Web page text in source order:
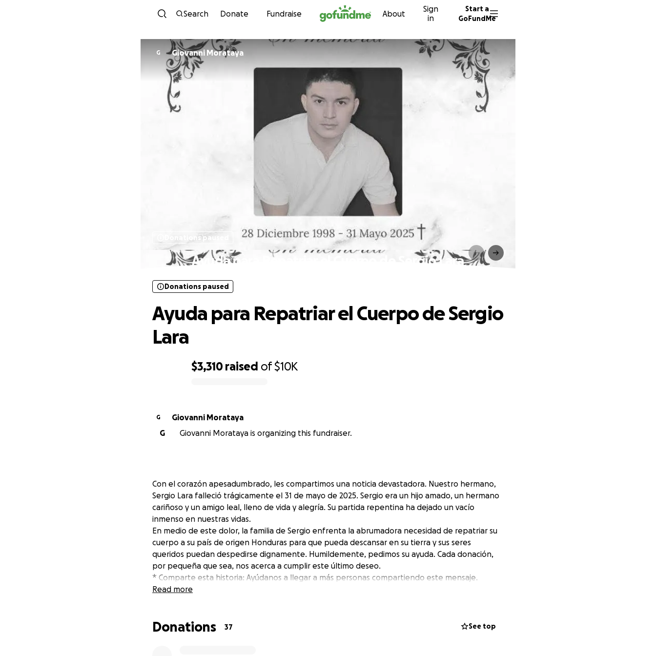
Skip to content
Search Donate Fundraise About
Sign
in
Start a
GoFundMe
G Giovanni Morataya
Donations paused
Ayuda para Repatriar el Cuerpo de Sergio Lara
$3,310 raised of$10K
Donations paused
Ayuda para Repatriar el Cuerpo de Sergio
Lara
G
Giovanni Morataya
G
Giovanni Morataya is organizing this fundraiser.
Con el corazón apesadumbrado, les compartimos una noticia devastadora. Nuestro hermano,
Sergio Lara falleció trágicamente el 31 de mayo de 2025. Sergio era un hijo amado, un hermano
cariñoso y un amigo leal, lleno de vida y alegría. Su partida repentina ha dejado un vacío
inmenso en nuestras vidas.
En medio de este dolor, la familia de Sergio enfrenta la abrumadora necesidad de repatriar su
cuerpo a su país de origen Honduras para que pueda descansar en su tierra y sus seres
queridos puedan despedirse dignamente. Humildemente, pedimos su ayuda. Cada donación,
por pequeña que sea, nos acerca a cumplir este último deseo.
* Comparte esta historia: Ayúdanos a llegar a más personas compartiendo este mensaje.
Desde lo más profundo de nuestros corazones, agradecemos cualquier ayuda. Que el recuerdo
Atentamente,
Read more
Donations 37 See top